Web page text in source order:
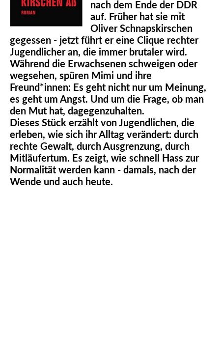
nach dem Ende der DDR
auf. Früher hat sie mit
Oliver Schnapskirschen
gegessen - jetzt führt er eine Clique rechter
Jugendlicher an, die immer brutaler wird.
Während die Erwachsenen schweigen oder
wegsehen, spüren Mimi und ihre
Freund*innen: Es geht nicht nur um Meinung,
es geht um Angst. Und um die Frage, ob man
den Mut hat, dagegenzuhalten.
Dieses Stück erzählt von Jugendlichen, die
erleben, wie sich ihr Alltag verändert: durch
rechte Gewalt, durch Ausgrenzung, durch
Mitläufertum. Es zeigt, wie schnell Hass zur
Normalität werden kann - damals, nach der
Wende und auch heute.